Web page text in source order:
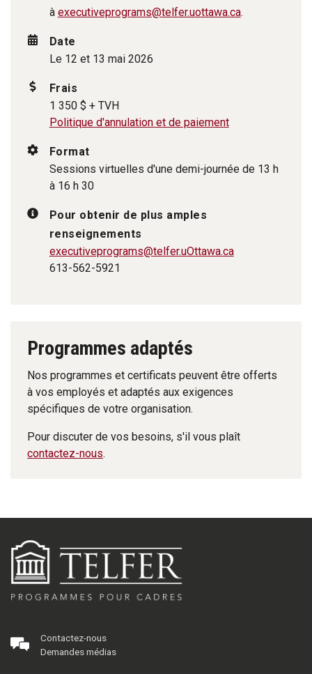
à executiveprograms@telfer.uottawa.ca.
Date
Le 12 et 13 mai 2026
Frais
1 350 $ + TVH
Politique d'annulation et de paiement
Format
Sessions virtuelles d'une demi-journée de 13 h
à 16 h 30
Pour obtenir de plus amples
renseignements
executiveprograms@telfer.uOttawa.ca
613-562-5921
Programmes adaptés
Nos programmes et certificats peuvent être offerts
à vos employés et adaptés aux exigences
spécifiques de votre organisation.
Pour discuter de vos besoins, s'il vous plaît
contactez-nous.
Contactez-nous
Demandes médias